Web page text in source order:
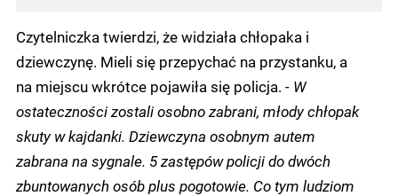
Czytelniczka twierdzi, że widziała chłopaka i
dziewczynę. Mieli się przepychać na przystanku, a
na miejscu wkrótce pojawiła się policja. - W
ostateczności zostali osobno zabrani, młody chłopak
skuty w kajdanki. Dziewczyna osobnym autem
zabrana na sygnale. 5 zastępów policji do dwóch
zbuntowanych osób plus pogotowie. Co tym ludziom